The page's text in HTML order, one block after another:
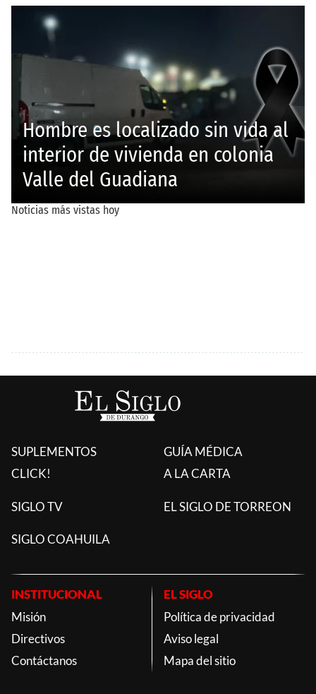
SUPLEMENTOS
CLICK!
GUÍA MÉDICA
A LA CARTA
SIGLO TV EL SIGLO DE TORREON
SIGLO COAHUILA
INSTITUCIONAL
Misión
Directivos
Contáctanos
EL SIGLO
Política de privacidad
Aviso legal
Mapa del sitio